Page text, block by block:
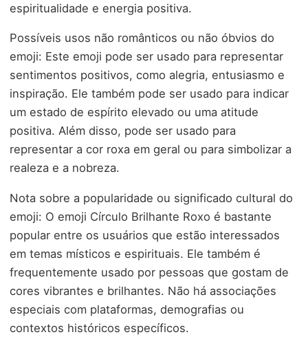
espiritualidade e energia positiva.
Possíveis usos não românticos ou não óbvios do
emoji: Este emoji pode ser usado para representar
sentimentos positivos, como alegria, entusiasmo e
inspiração. Ele também pode ser usado para indicar
um estado de espírito elevado ou uma atitude
positiva. Além disso, pode ser usado para
representar a cor roxa em geral ou para simbolizar a
realeza e a nobreza.
Nota sobre a popularidade ou significado cultural do
emoji: O emoji Círculo Brilhante Roxo é bastante
popular entre os usuários que estão interessados
em temas místicos e espirituais. Ele também é
frequentemente usado por pessoas que gostam de
cores vibrantes e brilhantes. Não há associações
especiais com plataformas, demografias ou
contextos históricos específicos.